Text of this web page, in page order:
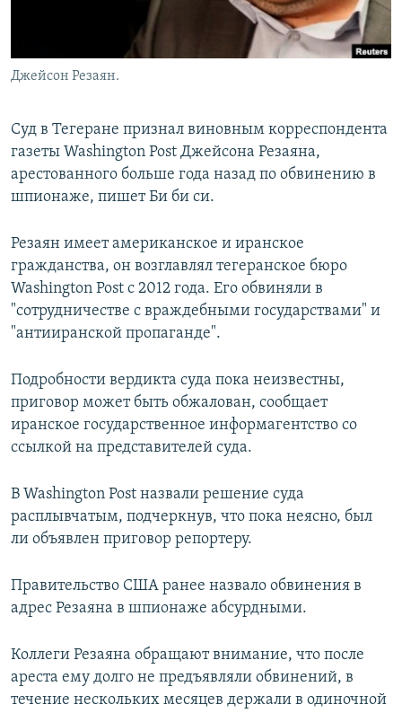
Джейсон Резаян.
Суд в Тегеране признал виновным корреспондента
газеты Washington Post Джейсона Резаяна,
арестованного больше года назад по обвинению в
шпионаже, пишет Би би си.
Резаян имеет американское и иранское
гражданства, он возглавлял тегеранское бюро
Washington Post с 2012 года. Его обвиняли в
"сотрудничестве с враждебными государствами" и
"антииранской пропаганде".
Подробности вердикта суда пока неизвестны,
приговор может быть обжалован, сообщает
иранское государственное информагентство со
ссылкой на представителей суда.
В Washington Post назвали решение суда
расплывчатым, подчеркнув, что пока неясно, был
ли объявлен приговор репортеру.
Правительство США ранее назвало обвинения в
адрес Резаяна в шпионаже абсурдными.
Коллеги Резаяна обращают внимание, что после
ареста ему долго не предъявляли обвинений, в
течение нескольких месяцев держали в одиночной